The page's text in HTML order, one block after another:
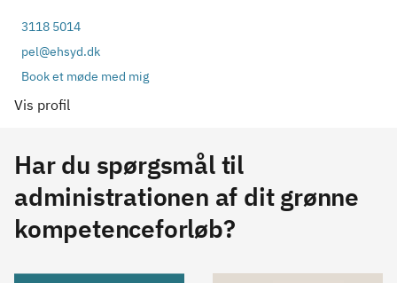
3118 5014
pel@ehsyd.dk
Book et møde med mig
Vis profil
Har du spørgsmål til
administrationen af dit grønne
kompetenceforløb?